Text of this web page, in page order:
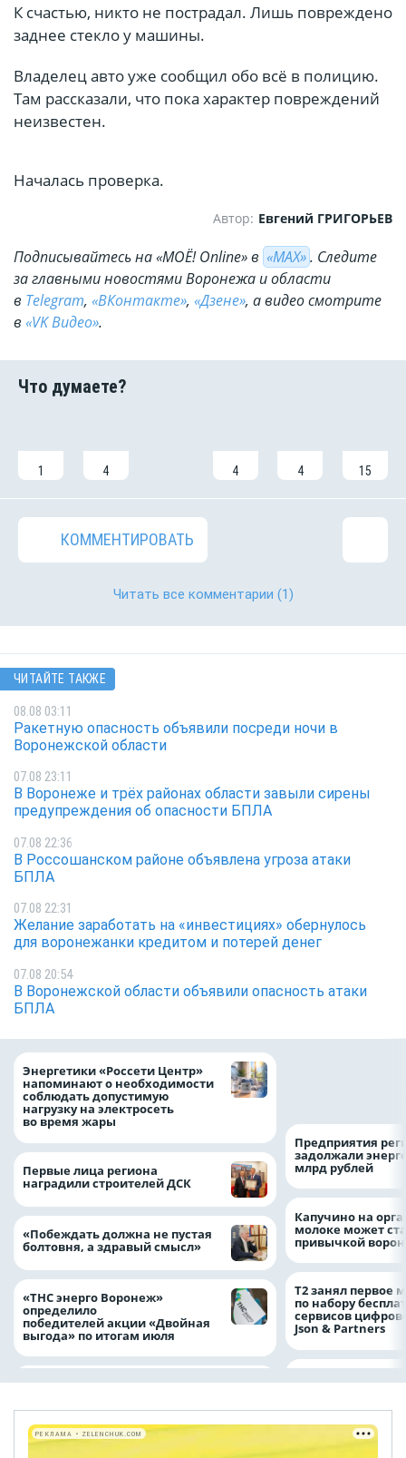
К счастью, никто не пострадал. Лишь повреждено
заднее стекло у машины.
Владелец авто уже сообщил обо всё в полицию.
Там рассказали, что пока характер повреждений
неизвестен.
Началась проверка.
Автор: Евгений ГРИГОРЬЕВ
Подписывайтесь на «МОЁ! Online» в «МАХ». Cледите
за главными новостями Воронежа и области
в Telegram, «ВКонтакте», «Дзене», а видео смотрите
в «VK Видео».
1 4 4 4 15
КОММЕНТИРОВАТЬ
Читать все комментарии (1)
ЧИТАЙТЕ ТАКЖЕ
08.08 03:11
Ракетную опасность объявили посреди ночи в
Воронежской области
07.08 23:11
В Воронеже и трёх районах области завыли сирены
предупреждения об опасности БПЛА
07.08 22:36
В Россошанском районе объявлена угроза атаки
БПЛА
07.08 22:31
Желание заработать на «инвестициях» обернулось
для воронежанки кредитом и потерей денег
07.08 20:54
В Воронежской области объявили опасность атаки
БПЛА
Энергетики «Россети Центр»
напоминают о необходимости
соблюдать допустимую
нагрузку на электросеть
во время жары
Первые лица региона
наградили строителей ДСК
«Побеждать должна не пустая
болтовня, а здравый смысл»
«ТНС энерго Воронеж»
определило
победителей акции «Двойная
выгода» по итогам июля
Предприятия
задолжали
млрд рублей
Капучино на
молоке может
привычкой
Т2 занял первое
по набору
сервисов
Json & Partners
РЕКЛАМА • ZELENCHUK.COM